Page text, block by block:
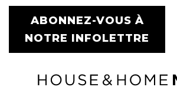
ABONNEZ-VOUS À
NOTRE INFOLETTRE